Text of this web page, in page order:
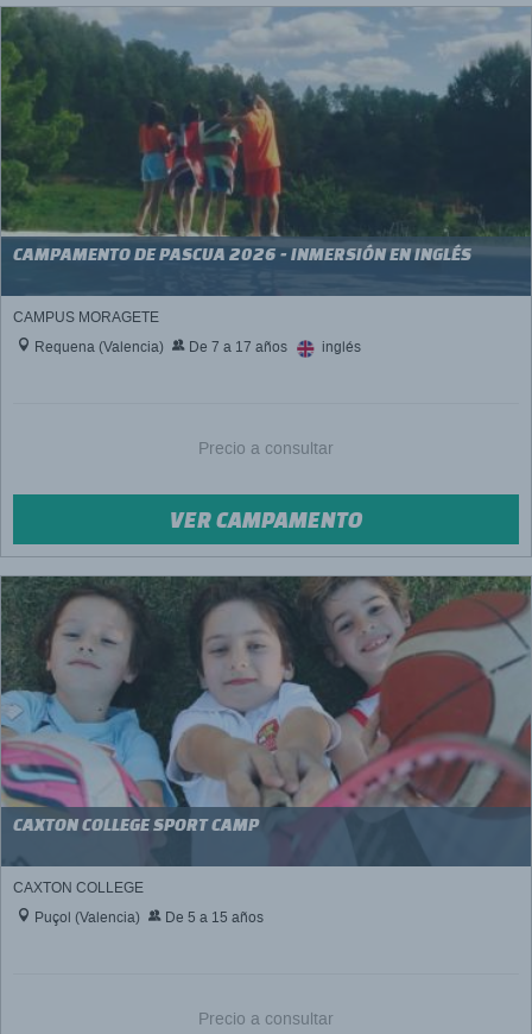
CAMPAMENTO DE PASCUA 2026 - INMERSIÓN EN INGLÉS
CAMPUS MORAGETE
Requena (Valencia)
De 7 a 17 años inglés
Precio a consultar
VER CAMPAMENTO
CAXTON COLLEGE SPORT CAMP
CAXTON COLLEGE
Puçol (Valencia)
De 5 a 15 años
Precio a consultar